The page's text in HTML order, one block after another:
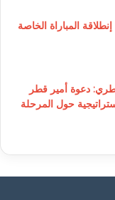
المباراة الخاصة
دعوة أمير قطر
حول المرحلة